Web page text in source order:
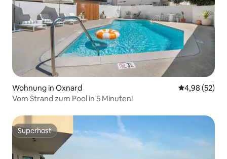
Wohnung in Oxnard
4,98 (52)
Vom Strand zum Pool in 5 Minuten!
Superhost
Superhost